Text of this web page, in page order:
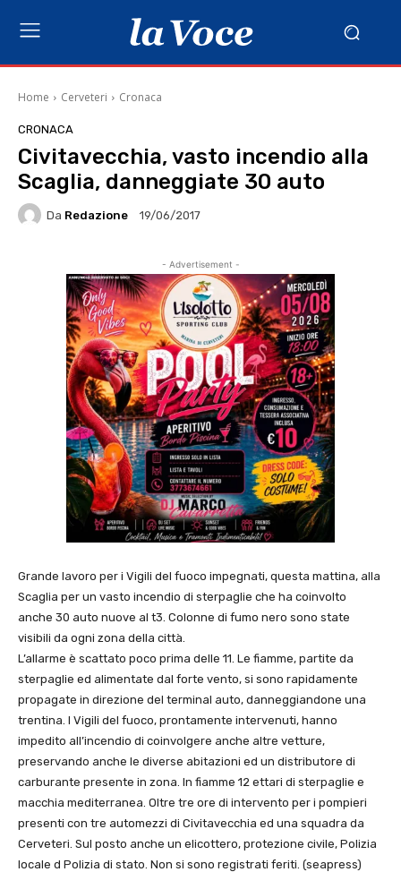
Home Cerveteri Cronaca
CRONACA
Civitavecchia, vasto incendio alla
Scaglia, danneggiate 30 auto
Da Redazione 19/06/2017
- Advertisement -
Grande lavoro per i Vigili del fuoco impegnati, questa mattina, alla
Scaglia per un vasto incendio di sterpaglie che ha coinvolto
anche 30 auto nuove al t3. Colonne di fumo nero sono state
visibili da ogni zona della città.
L’allarme è scattato poco prima delle 11. Le fiamme, partite da
sterpaglie ed alimentate dal forte vento, si sono rapidamente
propagate in direzione del terminal auto, danneggiandone una
trentina. I Vigili del fuoco, prontamente intervenuti, hanno
impedito all’incendio di coinvolgere anche altre vetture,
preservando anche le diverse abitazioni ed un distributore di
carburante presente in zona. In fiamme 12 ettari di sterpaglie e
macchia mediterranea. Oltre tre ore di intervento per i pompieri
presenti con tre automezzi di Civitavecchia ed una squadra da
Cerveteri. Sul posto anche un elicottero, protezione civile, Polizia
locale d Polizia di stato. Non si sono registrati feriti. (seapress)